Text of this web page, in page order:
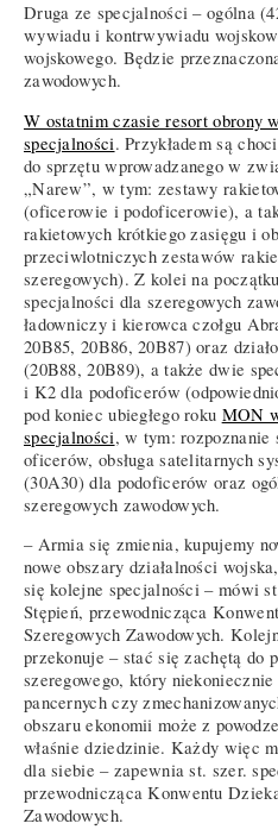
Druga ze specjalności – ogólna
wywiadu i kontrwywiadu
wojskowego. Będzie
zawodowych.
W ostatnim czasie resort obrony
specjalności. Przykładem są
do sprzętu wprowadzanego w
„Narew”, w tym: zestawy
(oficerowie i podoficerowie), a
rakietowych krótkiego zasięgu i
przeciwlotniczych zestawów
szeregowych). Z kolei na
specjalności dla szeregowych
ładowniczy i kierowca czołgu
20B85, 20B86, 20B87) oraz
(20B88, 20B89), a także dwie
i K2 dla podoficerów
pod koniec ubiegłego roku MON
specjalności, w tym: rozpoznanie
oficerów, obsługa satelitarnych
(30A30) dla podoficerów oraz
szeregowych zawodowych.
– Armia się zmienia, kupujemy
nowe obszary działalności
się kolejne specjalności – mówi
Stępień, przewodnicząca
Szeregowych Zawodowych.
przekonuje – stać się zachętą do
szeregowego, który
pancernych czy
obszaru ekonomii może z
właśnie dziedzinie. Każdy więc
dla siebie – zapewnia st. szer.
przewodnicząca Konwentu
Zawodowych.